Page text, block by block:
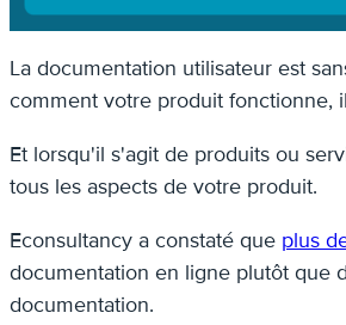
La documentation utilisateur est
comment votre produit fonctionne,
Et lorsqu'il s'agit de produits ou
tous les aspects de votre produit.
Econsultancy a constaté que plus
documentation en ligne plutôt que
documentation.